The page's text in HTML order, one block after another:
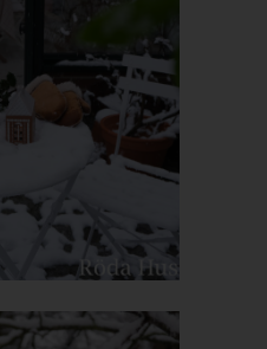
die Setzung von Cookies in
unter Umständen nicht alle
vollumfänglich nutzbar.
Daten und
Aufruf der Internetseite durch
System eine
Informationen. Diese
werden in den Logfiles
(2) das vom
Betriebssystem, (3) die